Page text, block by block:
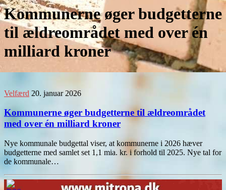
Kommunerne øger budgetterne
til ældreområdet med over én
milliard kroner
Velfærd 20. januar 2026
Kommunerne øger budgetterne til ældreområdet
med over én milliard kroner
Nye kommunale budgettal viser, at kommunerne i 2026 hæver
budgetterne med samlet set 1,1 mia. kr. i forhold til 2025. Nye tal for
de kommunale…